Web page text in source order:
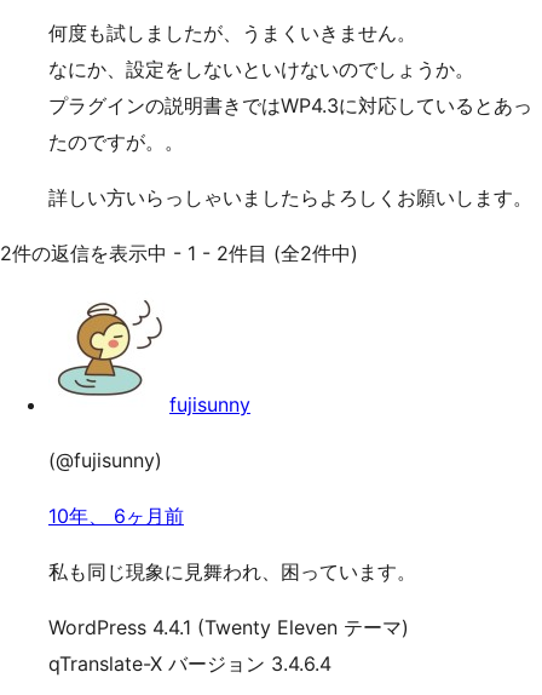
何度も試しましたが、うまくいきません。
なにか、設定をしないといけないのでしょうか。
プラグインの説明書きではWP4.3に対応しているとあっ
たのですが。。
詳しい方いらっしゃいましたらよろしくお願いします。
2件の返信を表示中 - 1 - 2件目 (全2件中)
fujisunny
(@fujisunny)
10年、 6ヶ月前
私も同じ現象に見舞われ、困っています。
WordPress 4.4.1 (Twenty Eleven テーマ)
qTranslate-X バージョン 3.4.6.4